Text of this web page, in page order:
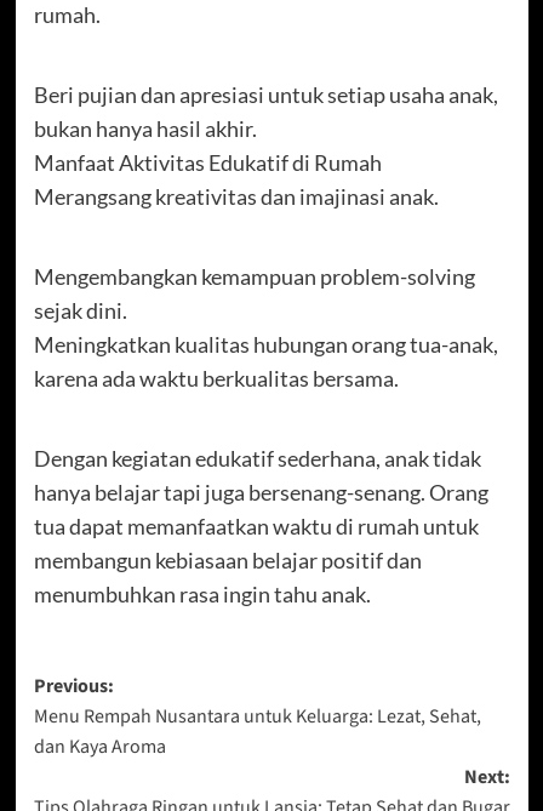
rumah.
Beri pujian dan apresiasi untuk setiap usaha anak,
bukan hanya hasil akhir.
Manfaat Aktivitas Edukatif di Rumah
Merangsang kreativitas dan imajinasi anak.
Mengembangkan kemampuan problem-solving
sejak dini.
Meningkatkan kualitas hubungan orang tua-anak,
karena ada waktu berkualitas bersama.
Dengan kegiatan edukatif sederhana, anak tidak
hanya belajar tapi juga bersenang-senang. Orang
tua dapat memanfaatkan waktu di rumah untuk
membangun kebiasaan belajar positif dan
menumbuhkan rasa ingin tahu anak.
Post
navigation
Previous:
Menu Rempah Nusantara untuk Keluarga: Lezat, Sehat,
dan Kaya Aroma
Next: